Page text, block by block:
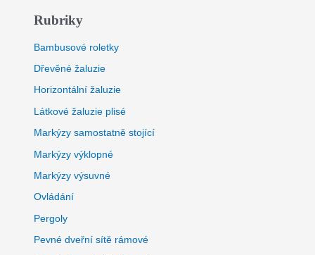
Rubriky
Bambusové roletky
Dřevěné žaluzie
Horizontální žaluzie
Látkové žaluzie plisé
Markýzy samostatně stojící
Markýzy výklopné
Markýzy výsuvné
Ovládání
Pergoly
Pevné dveřní sítě rámové